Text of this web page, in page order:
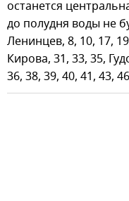
останется
до полудня воды не
Ленинцев, 8, 10, 17,
Кирова, 31, 33, 35,
36, 38, 39, 40, 41, 43,